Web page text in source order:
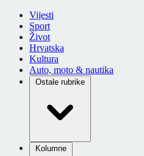
Vijesti
Sport
Život
Hrvatska
Kultura
Auto, moto & nautika
Ostale rubrike
Kolumne